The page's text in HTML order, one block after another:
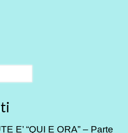
E’ “QUI E ORA” – Parte